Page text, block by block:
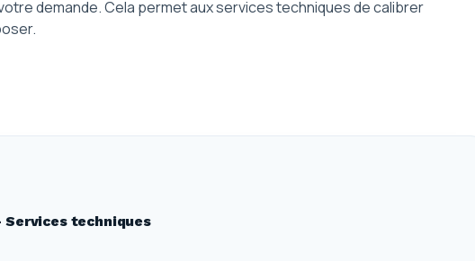
demande. Cela permet aux services techniques de calibrer
techniques